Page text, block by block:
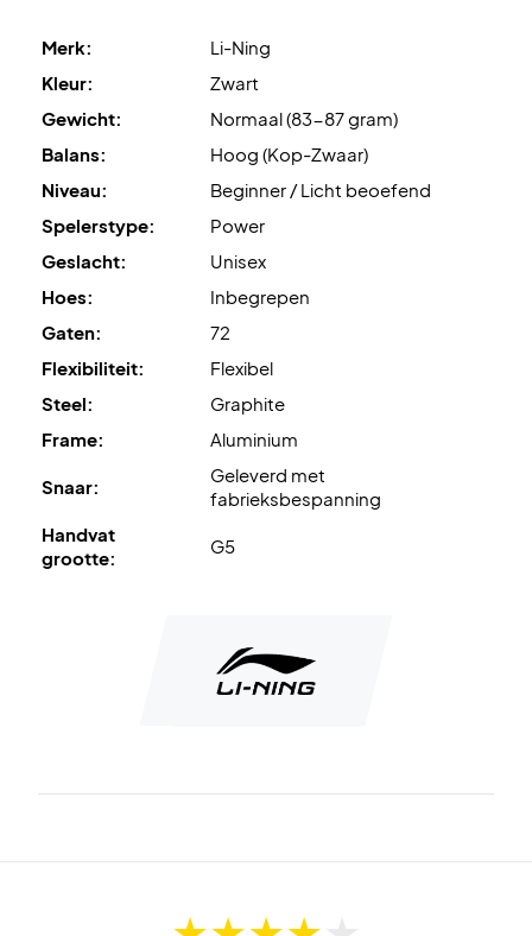
Merk:
Li-Ning
Kleur:
Zwart
Gewicht:
Normaal (83-87 gram)
Balans:
Hoog (Kop-Zwaar)
Niveau:
Beginner / Licht beoefend
Spelerstype:
Power
Geslacht:
Unisex
Hoes:
Inbegrepen
Gaten:
72
Flexibiliteit:
Flexibel
Steel:
Graphite
Frame:
Aluminium
Snaar:
Geleverd met
fabrieksbespanning
Handvat
grootte:
G5